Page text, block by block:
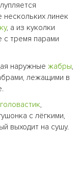
нескольких линек
, а из куколки
с тремя парами
наружные жабры,
лежащими в
головастик,
с лёгкими,
выходит на сушу.